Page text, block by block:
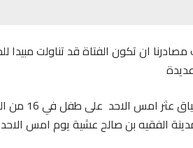
ان تكون الفتاة قد تناولت
وفي
الفقيه بن صالح عشية يوم امس الاحد 3 يوليوز.